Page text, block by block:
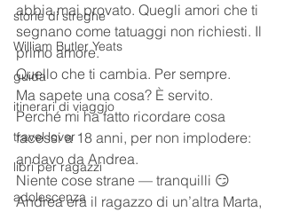
storie di streghe
William Butler Yeats
guida
itinerari di viaggio
travel lover
libri per ragazzi
adolescenza
abbia mai provato. Quegli amori che ti
segnano come tatuaggi non richiesti. Il
primo amore.
Quello che ti cambia. Per sempre.
Ma sapete una cosa? È servito.
Perché mi ha fatto ricordare cosa
facessi a 18 anni, per non implodere:
andavo da Andrea.
Niente cose strane — tranquilli 😏
Andrea era il ragazzo di un’altra Marta,